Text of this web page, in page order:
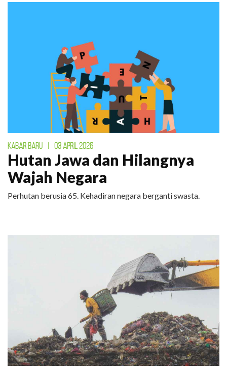
KABAR BARU 03 APRIL 2026
Hutan Jawa dan Hilangnya
Wajah Negara
Perhutan berusia 65. Kehadiran negara berganti swasta.